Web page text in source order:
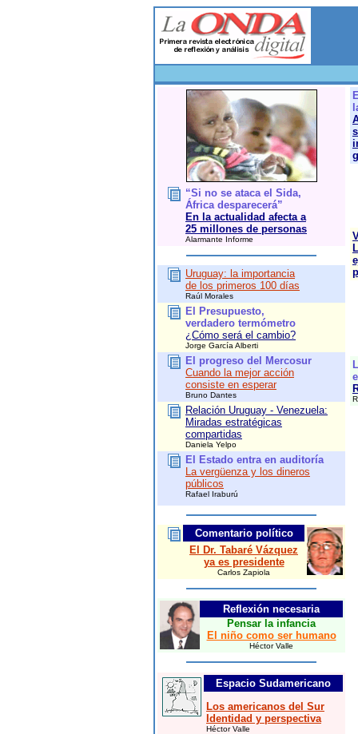
“Si no se ataca el Sida,
África desparecerá”
En la actualidad afecta a
25 millones de personas
Alarmante Informe
Uruguay: la importancia
de los primeros 100 días
Raúl Morales
El Presupuesto,
verdadero termómetro
¿Cómo será el cambio?
Jorge García Alberti
El progreso del Mercosur
Cuando la mejor acción
consiste en esperar
Bruno Dantes
Relación Uruguay - Venezuela:
Miradas estratégicas
compartidas
Daniela Yelpo
El Estado entra en auditoría
La vergüenza y los dineros
públicos
Rafael Iraburú
Comentario político
El Dr. Tabaré Vázquez
ya es presidente
Carlos Zapiola
Reflexión necesaria
Pensar la infancia
El niño como ser humano
Héctor Valle
Espacio Sudamericano
Los americanos del Sur
Identidad y perspectiva
Héctor Valle